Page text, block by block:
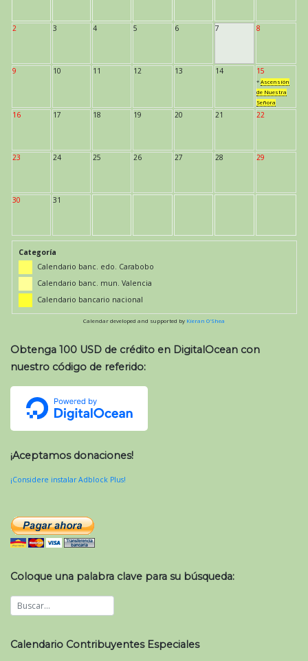
2 3 4 5 6 7 8
9 10 11 12 13 14 15
* Ascensión
de Nuestra
Señora
16 17 18 19 20 21 22
23 24 25 26 27 28 29
30 31
Categoría
Calendario banc. edo. Carabobo
Calendario banc. mun. Valencia
Calendario bancario nacional
Calendar developed and supported by Kieran O'Shea
Obtenga 100 USD de crédito en DigitalOcean con
nuestro código de referido:
¡Aceptamos donaciones!
¡Considere instalar Adblock Plus!
Coloque una palabra clave para su búsqueda:
Calendario Contribuyentes Especiales